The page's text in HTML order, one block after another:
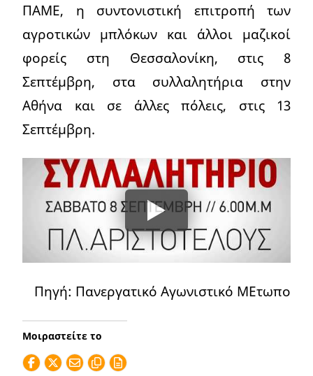
ΠΑΜΕ, η συντονιστική επιτροπή των
αγροτικών μπλόκων και άλλοι μαζικοί
φορείς στη Θεσσαλονίκη, στις 8
Σεπτέμβρη, στα συλλαλητήρια στην
Αθήνα και σε άλλες πόλεις, στις 13
Σεπτέμβρη.
Πηγή: Πανεργατικό Αγωνιστικό ΜΕτωπο
Μοιραστείτε το